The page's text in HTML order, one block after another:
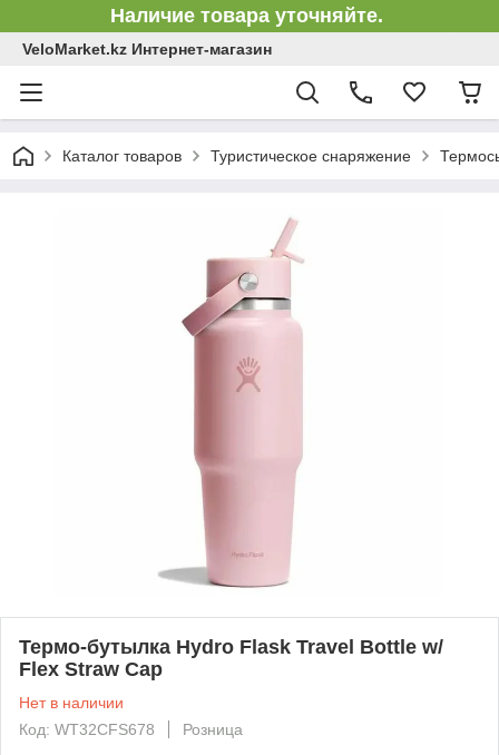
Наличие товара уточняйте.
VeloMarket.kz Интернет-магазин
Каталог товаров Туристическое снаряжение
Термо-бутылка Hydro Flask Travel Bottle w/
Flex Straw Cap
Нет в наличии
Код: WT32CFS678
Розница